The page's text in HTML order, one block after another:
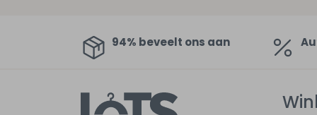
94% beveelt ons aan